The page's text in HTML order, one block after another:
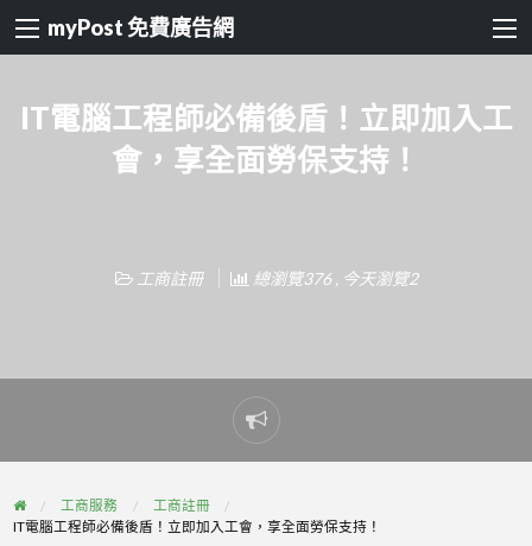
myPost 免費廣告網
IT電腦工程師必備後盾！立即加入工
會，享全面勞保支持！
工商註冊 總瀏覽376 , 今天瀏覽2
Report
problem
工商服務
工商註冊
IT電腦工程師必備後盾！立即加入工會，享全面勞保支持！